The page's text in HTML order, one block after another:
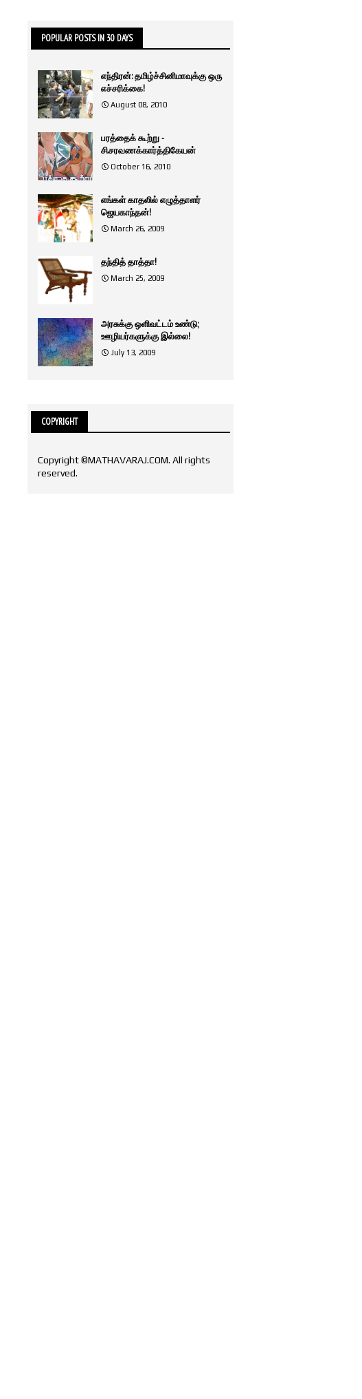
POPULAR POSTS IN 30 DAYS
எந்திரன்: தமிழ்ச்சினிமாவுக்கு ஒரு
எச்சரிக்கை!
August 08, 2010
பரத்தைக் கூற்று -
சி.சரவணக்கார்த்திகேயன்
October 16, 2010
எங்கள் காதலில் எழுத்தாளர்
ஜெயகாந்தன்!
March 26, 2009
தந்தித் தாத்தா!
March 25, 2009
அரசுக்கு ஒளிவட்டம் உண்டு;
ஊழியர்களுக்கு இல்லை!
July 13, 2009
COPYRIGHT
Copyright ©MATHAVARAJ.COM. All rights
reserved.